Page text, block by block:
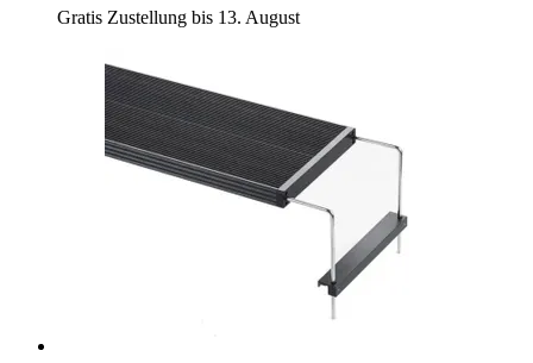
Gratis Zustellung bis 13. August